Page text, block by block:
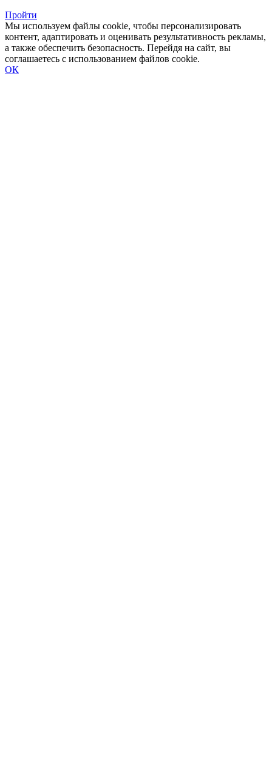
Пройти
Мы используем файлы cookie, чтобы персонализировать
контент, адаптировать и оценивать результативность рекламы,
а также обеспечить безопасность. Перейдя на сайт, вы
соглашаетесь с использованием файлов cookie.
ОК